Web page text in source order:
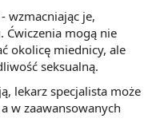
wzmacniając je,
Ćwiczenia mogą nie
okolicę miednicy, ale
seksualną.
lekarz specjalista może
w zaawansowanych